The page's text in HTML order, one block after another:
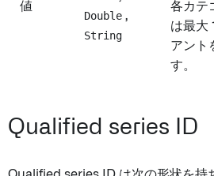
値
Double ,
String
各カテ
は最大
アント
す。
Qualified series ID